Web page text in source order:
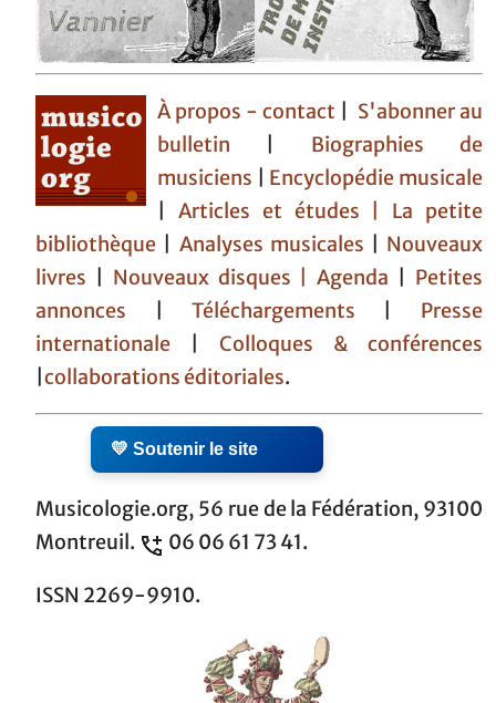
À propos - contact
S'abonner au
bulletin
Biographies de
musiciens
Encyclopédie musicale
|Articles et études | La petite
bibliothèque
Analyses musicales
Nouveaux
livres
Nouveaux disques |Agenda
Petites
annonces
Téléchargements
Presse
internationale
Colloques & conférences
|collaborations éditoriales.
💛 Soutenir le site
Musicologie.org, 56 rue de la Fédération, 93100
Montreuil.
06 06 61 73 41.
ISSN 2269-9910.